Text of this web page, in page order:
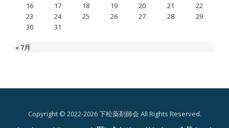
16
17 18 19 20 21
22
23
24 25 26 27 28
29
30
31
« 7月
Copyright © 2022-2026 下松薬剤師会 All Rights Reserved.